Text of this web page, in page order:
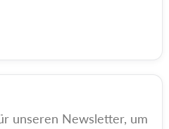
unseren Newsletter, um